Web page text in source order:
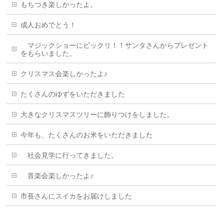
もちつき楽しかったよ。
成人おめでとう！
マジックショーにビックリ！！サンタさんからプレゼント
をもらいました。
クリスマス会楽しかったよ♪
たくさんのゆずをいただきました
大きなクリスマスツリーに飾りつけをしました。
今年も、たくさんのお米をいただきました
社会見学に行ってきました。
音楽会楽しかったよ♪
市長さんにスイカをお届けしました